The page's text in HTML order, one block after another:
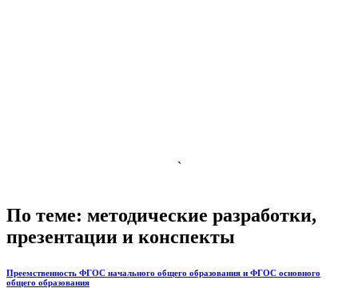
`
По теме: методические разработки,
презентации и конспекты
Преемственность ФГОС начального общего образования и ФГОС основного
общего образования